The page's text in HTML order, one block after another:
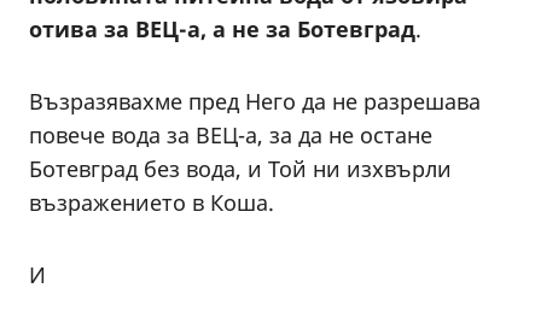
отива за ВЕЦ-а, а не за Ботевград.
Възразявахме пред Него да не разрешава
повече вода за ВЕЦ-а, за да не остане
Ботевград без вода, и Той ни изхвърли
възражението в Коша.
И